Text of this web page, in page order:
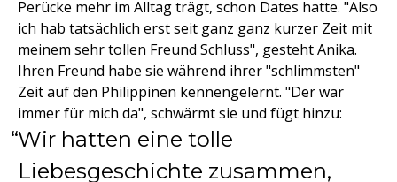
Perücke mehr im Alltag trägt, schon Dates hatte. "Also
ich hab tatsächlich erst seit ganz ganz kurzer Zeit mit
meinem sehr tollen Freund Schluss", gesteht Anika.
Ihren Freund habe sie während ihrer "schlimmsten"
Zeit auf den Philippinen kennengelernt. "Der war
immer für mich da", schwärmt sie und fügt hinzu:
Wir hatten eine tolle
Liebesgeschichte zusammen,